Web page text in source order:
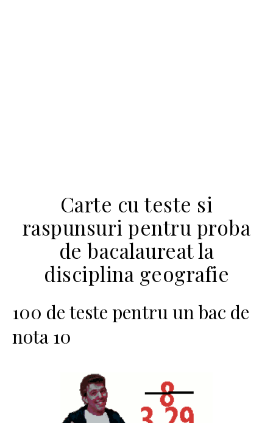
Carte cu teste si
raspunsuri pentru proba
de bacalaureat la
disciplina geografie
100 de teste pentru un bac de
nota 10